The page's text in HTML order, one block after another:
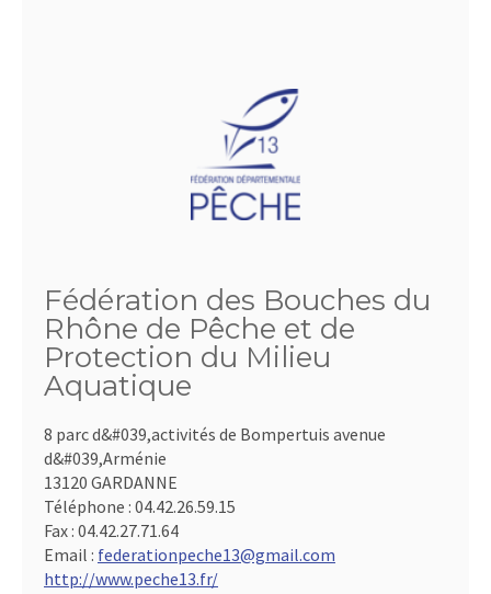
Fédération des Bouches du
Rhône de Pêche et de
Protection du Milieu
Aquatique
8 parc d&#039,activités de Bompertuis avenue
d&#039,Arménie
13120 GARDANNE
Téléphone : 04.42.26.59.15
Fax : 04.42.27.71.64
Email : federationpeche13@gmail.com
http://www.peche13.fr/